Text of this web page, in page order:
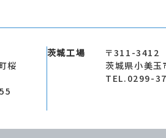
桜
茨城工場
〒311-3412
茨城県小美
TEL.0299-